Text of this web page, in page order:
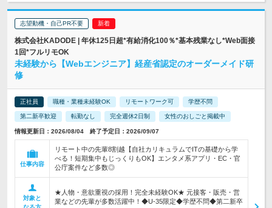
志望動機・自己PR不要
株式会社KADODE | 年休125日超*有給消化100％*基本残業なし*Web面接
1回*フルリモOK
未経験から【Webエンジニア】経産省認定のオーダーメイド研
修
正社員 職種・業種未経験OK リモートワーク可 学歴不問
第二新卒歓迎 転勤なし 完全週休2日制 女性のおしごと掲載中
情報更新日：2026/08/04 終了予定日：2026/09/07
仕事内容
リモート中の先輩8割越【自社カリキュラムでITの基礎から学
べる！短期集中もじっくりもOK】エンタメ系アプリ・EC・官
公庁案件など多数◎
対象と
★人物・意欲重視の採用！完全未経験OK★ 元接客・販売・営
業などの先輩が多数活躍中！◆U-35限定◆学歴不問◆第二新卒